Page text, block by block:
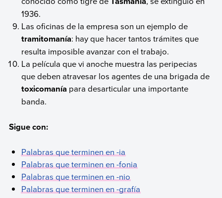
1936.
Las oficinas de la empresa son un ejemplo de
tramitomanía: hay que hacer tantos trámites que
resulta imposible avanzar con el trabajo.
La película que vi anoche muestra las peripecias
que deben atravesar los agentes de una brigada de
toxicomanía para desarticular una importante
banda.
Sigue con:
Palabras que terminen en -ia
Palabras que terminen en -fonia
Palabras que terminen en -nio
Palabras que terminen en -grafía